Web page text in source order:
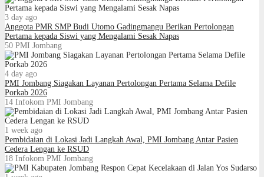
3 day ago
Anggota PMR SMP Budi Utomo Gadingmangu Berikan Pertolongan
Pertama kepada Siswi yang Mengalami Sesak Napas
50 PMI Jombang
4 day ago
PMI Jombang Siagakan Layanan Pertolongan Pertama Selama Defile
Porkab 2026
14 Infokom PMI Jombang
1 week ago
Pembidaian di Lokasi Jadi Langkah Awal, PMI Jombang Antar Pasien
Cedera Lengan ke RSUD
18 Infokom PMI Jombang